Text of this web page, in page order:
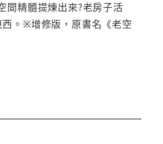
間精髓提煉出來?老房子活
。※增修版，原書名《老空